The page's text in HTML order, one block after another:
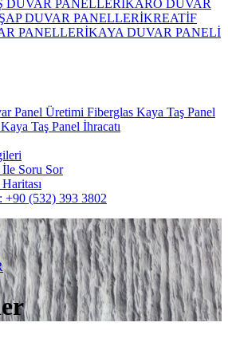
DUVAR PANELLERİKARO DUVAR
DUVAR PANELLERİKREATİF
PANELLERİKAYA DUVAR PANELİ
Panel Üretimi Fiberglas Kaya Taş Panel
Taş Panel İhracatı
İle Soru Sor
+90 (532) 393 3802